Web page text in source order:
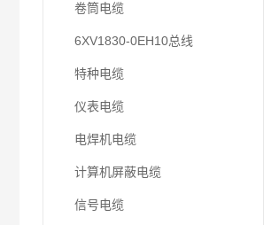
卷筒电缆
6XV1830-0EH10总线
特种电缆
仪表电缆
电焊机电缆
计算机屏蔽电缆
信号电缆